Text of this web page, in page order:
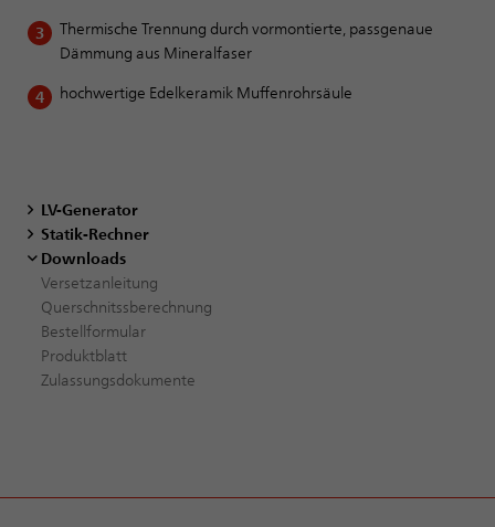
Thermische Trennung durch vormontierte, passgenaue
Dämmung aus Mineralfaser
hochwertige Edelkeramik Muffenrohrsäule
LV-Generator
Statik-Rechner
Downloads
Versetzanleitung
Querschnitssberechnung
Bestellformular
Produktblatt
Zulassungsdokumente